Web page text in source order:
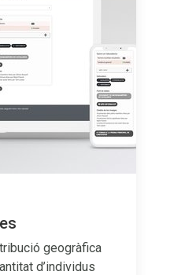
geogràfica
d’individus